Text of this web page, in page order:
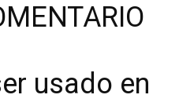
usado en